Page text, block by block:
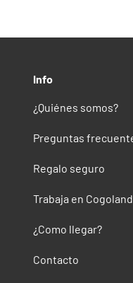
Info
¿Quiénes somos?
Preguntas
Regalo seguro
Trabaja en
¿Como llegar?
Contacto